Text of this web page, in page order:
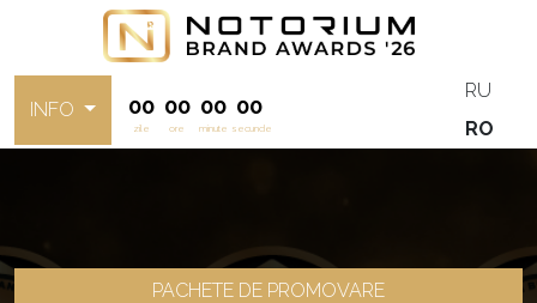
INFO 00
zile
00
ore
00
minute
00
secunde
RU
RO
PACHETE DE PROMOVARE